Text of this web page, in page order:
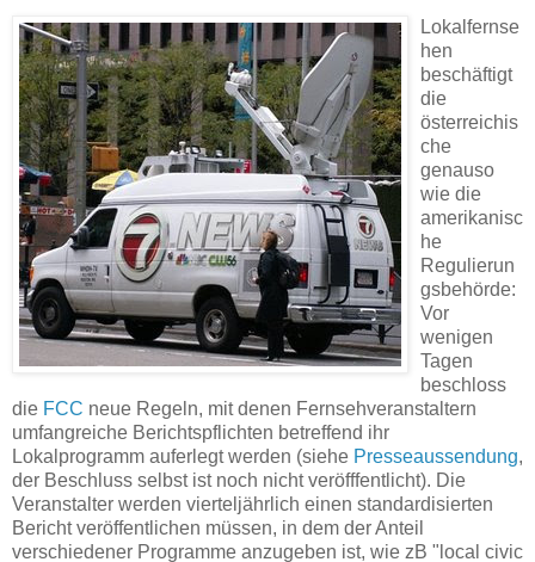
Lokalfernse
hen
beschäftigt
die
österreichis
che
genauso
wie die
amerikanisc
he
Regulierun
gsbehörde:
Vor
wenigen
Tagen
beschloss
die FCC neue Regeln, mit denen Fernsehveranstaltern
umfangreiche Berichtspflichten betreffend ihr
Lokalprogramm auferlegt werden (siehe Presseaussendung,
der Beschluss selbst ist noch nicht veröfffentlicht). Die
Veranstalter werden vierteljährlich einen standardisierten
Bericht veröffentlichen müssen, in dem der Anteil
verschiedener Programme anzugeben ist, wie zB "local civic